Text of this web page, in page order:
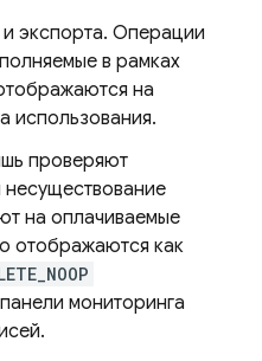
экспорта. Операции
в рамках
на
использования.
проверяют
на оплачиваемые
отображаются как
мониторинга